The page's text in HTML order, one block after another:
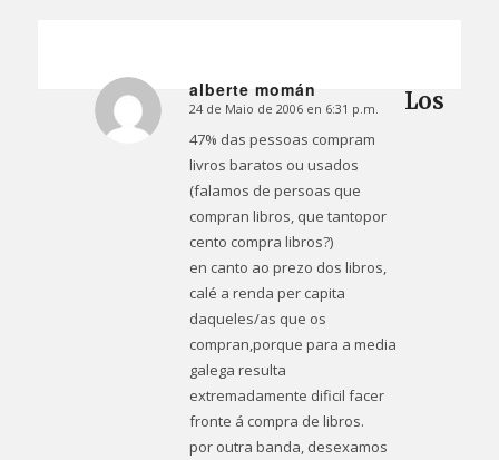
alberte momán
Dice:
24 de Maio de 2006 en 6:31 p.m.
47% das pessoas compram
livros baratos ou usados
(falamos de persoas que
compran libros, que tantopor
cento compra libros?)
en canto ao prezo dos libros,
calé a renda per capita
daqueles/as que os
compran,porque para a media
galega resulta
extremadamente dificil facer
fronte á compra de libros.
por outra banda, desexamos
Los